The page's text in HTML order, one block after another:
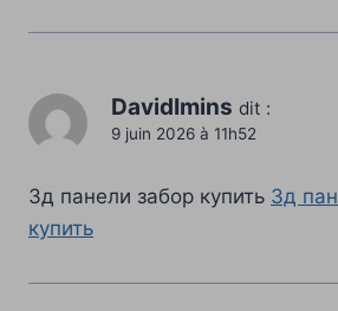
DavidImins dit :
9 juin 2026 à 11h52
3д панели забор купить 3д
купить